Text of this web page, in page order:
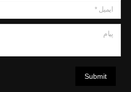
ایمیل *
Submit